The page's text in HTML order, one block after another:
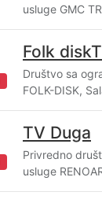
usluge GMC
Folk
Društvo sa
FOLK-DISK,
TV Duga
Privredno
usluge